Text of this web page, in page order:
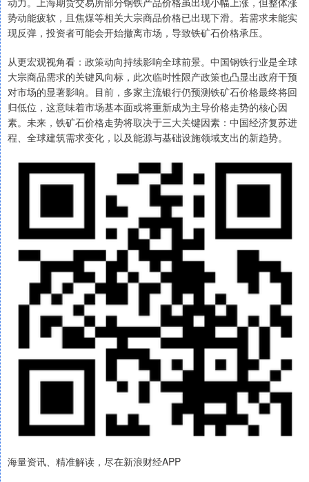
势动能疲软，且焦煤等相关大宗商品价格已出现下滑。若需求未能实
现反弹，投资者可能会开始撤离市场，导致铁矿石价格承压。
从更宏观视角看：政策动向持续影响全球前景。中国钢铁行业是全球
大宗商品需求的关键风向标，此次临时性限产政策也凸显出政府干预
对市场的显著影响。目前，多家主流银行仍预测铁矿石价格最终将回
归低位，这意味着市场基本面或将重新成为主导价格走势的核心因
素。未来，铁矿石价格走势将取决于三大关键因素：中国经济复苏进
程、全球建筑需求变化，以及能源与基础设施领域支出的新趋势。
海量资讯、精准解读，尽在新浪财经APP